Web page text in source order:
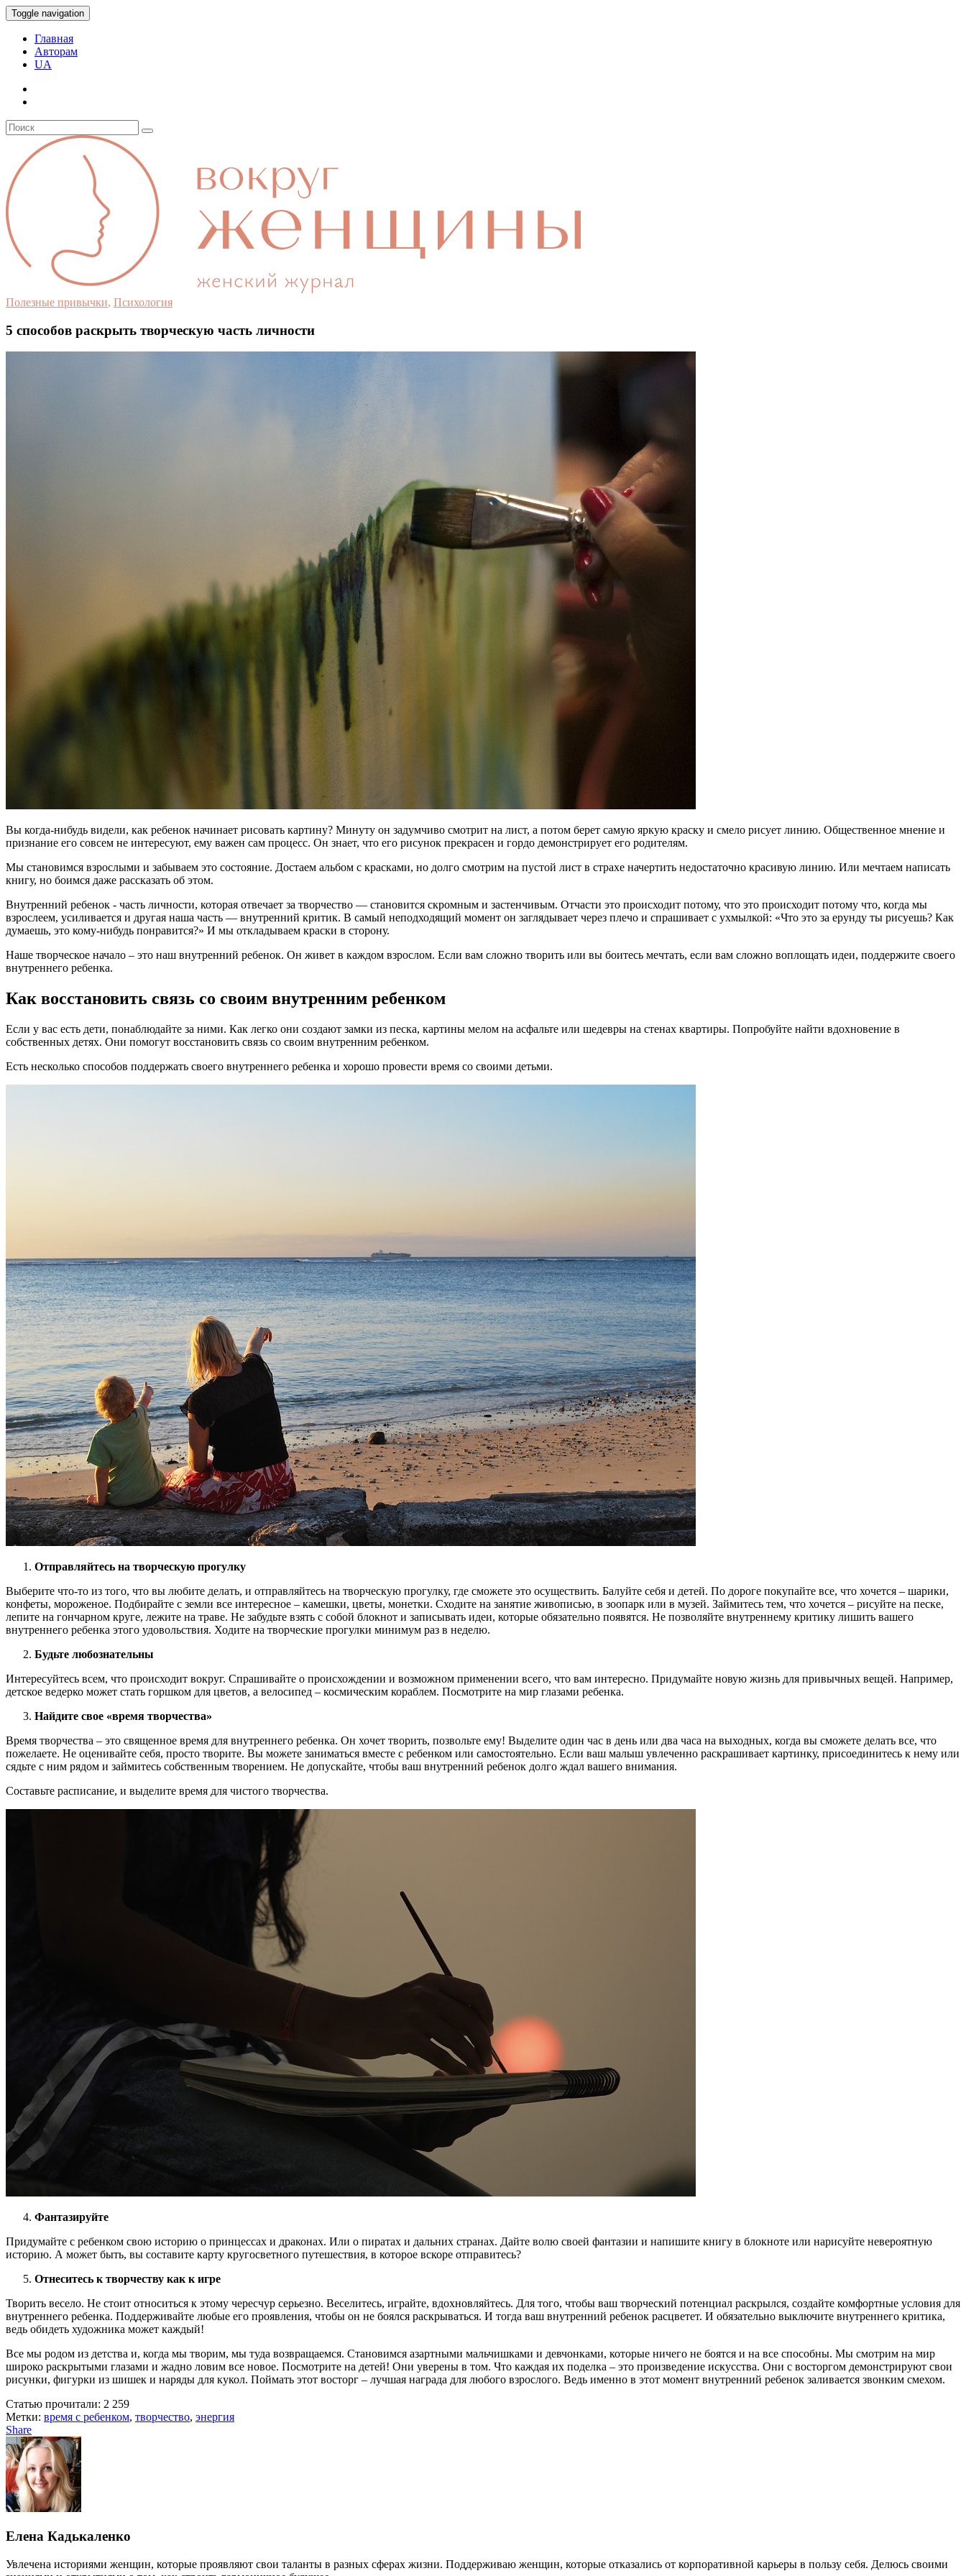
Toggle navigation
Главная
Авторам
UA
Полезные привычки, Психология
5 способов раскрыть творческую часть личности
Вы когда-нибудь видели, как ребенок начинает рисовать картину? Минуту он задумчиво смотрит на лист, а потом берет самую яркую краску и смело рисует линию. Общественное мнение и
признание его совсем не интересуют, ему важен сам процесс. Он знает, что его рисунок прекрасен и гордо демонстрирует его родителям.
Мы становимся взрослыми и забываем это состояние. Достаем альбом с красками, но долго смотрим на пустой лист в страхе начертить недостаточно красивую линию. Или мечтаем написать
книгу, но боимся даже рассказать об этом.
Внутренний ребенок - часть личности, которая отвечает за творчество — становится скромным и застенчивым. Отчасти это происходит потому, что это происходит потому что, когда мы
взрослеем, усиливается и другая наша часть — внутренний критик. В самый неподходящий момент он заглядывает через плечо и спрашивает с ухмылкой: «Что это за ерунду ты рисуешь? Как
думаешь, это кому-нибудь понравится?» И мы откладываем краски в сторону.
Наше творческое начало – это наш внутренний ребенок. Он живет в каждом взрослом. Если вам сложно творить или вы боитесь мечтать, если вам сложно воплощать идеи, поддержите своего
внутреннего ребенка.
Как восстановить связь со своим внутренним ребенком
Если у вас есть дети, понаблюдайте за ними. Как легко они создают замки из песка, картины мелом на асфальте или шедевры на стенах квартиры. Попробуйте найти вдохновение в
собственных детях. Они помогут восстановить связь со своим внутренним ребенком.
Есть несколько способов поддержать своего внутреннего ребенка и хорошо провести время со своими детьми.
Отправляйтесь на творческую прогулку
Выберите что-то из того, что вы любите делать, и отправляйтесь на творческую прогулку, где сможете это осуществить. Балуйте себя и детей. По дороге покупайте все, что хочется – шарики,
конфеты, мороженое. Подбирайте с земли все интересное – камешки, цветы, монетки. Сходите на занятие живописью, в зоопарк или в музей. Займитесь тем, что хочется – рисуйте на песке,
лепите на гончарном круге, лежите на траве. Не забудьте взять с собой блокнот и записывать идеи, которые обязательно появятся. Не позволяйте внутреннему критику лишить вашего
внутреннего ребенка этого удовольствия. Ходите на творческие прогулки минимум раз в неделю.
Будьте любознательны
Интересуйтесь всем, что происходит вокруг. Спрашивайте о происхождении и возможном применении всего, что вам интересно. Придумайте новую жизнь для привычных вещей. Например,
детское ведерко может стать горшком для цветов, а велосипед – космическим кораблем. Посмотрите на мир глазами ребенка.
Найдите свое «время творчества»
Время творчества – это священное время для внутреннего ребенка. Он хочет творить, позвольте ему! Выделите один час в день или два часа на выходных, когда вы сможете делать все, что
пожелаете. Не оценивайте себя, просто творите. Вы можете заниматься вместе с ребенком или самостоятельно. Если ваш малыш увлеченно раскрашивает картинку, присоединитесь к нему или
сядьте с ним рядом и займитесь собственным творением. Не допускайте, чтобы ваш внутренний ребенок долго ждал вашего внимания.
Составьте расписание, и выделите время для чистого творчества.
Фантазируйте
Придумайте с ребенком свою историю о принцессах и драконах. Или о пиратах и дальних странах. Дайте волю своей фантазии и напишите книгу в блокноте или нарисуйте невероятную
историю. А может быть, вы составите карту кругосветного путешествия, в которое вскоре отправитесь?
Отнеситесь к творчеству как к игре
Творить весело. Не стоит относиться к этому чересчур серьезно. Веселитесь, играйте, вдохновляйтесь. Для того, чтобы ваш творческий потенциал раскрылся, создайте комфортные условия для
внутреннего ребенка. Поддерживайте любые его проявления, чтобы он не боялся раскрываться. И тогда ваш внутренний ребенок расцветет. И обязательно выключите внутреннего критика,
ведь обидеть художника может каждый!
Все мы родом из детства и, когда мы творим, мы туда возвращаемся. Становимся азартными мальчишками и девчонками, которые ничего не боятся и на все способны. Мы смотрим на мир
широко раскрытыми глазами и жадно ловим все новое. Посмотрите на детей! Они уверены в том. Что каждая их поделка – это произведение искусства. Они с восторгом демонстрируют свои
рисунки, фигурки из шишек и наряды для кукол. Поймать этот восторг – лучшая награда для любого взрослого. Ведь именно в этот момент внутренний ребенок заливается звонким смехом.
Статью прочитали: 2 259
Метки: время с ребенком, творчество, энергия
Share
Елена Кадькаленко
Увлечена историями женщин, которые проявляют свои таланты в разных сферах жизни. Поддерживаю женщин, которые отказались от корпоративной карьеры в пользу себя. Делюсь своими